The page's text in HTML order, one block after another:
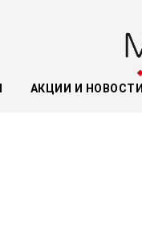
АКЦИИ И НОВОСТИ